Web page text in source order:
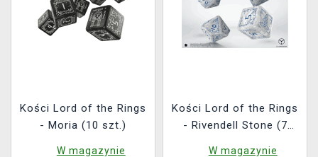
Kości Lord of the Rings
- Moria (10 szt.)
W magazynie
Kości Lord of the Rings
- Rivendell Stone (7
W magazynie